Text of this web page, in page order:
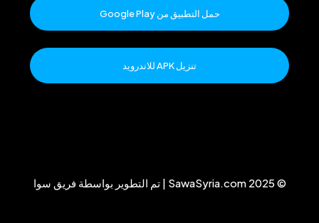
حمل التطبيق من Google Play
تنزيل APK للاندرويد
© 2025 SawaSyria.com | تم التطوير بواسطة فريق سوا